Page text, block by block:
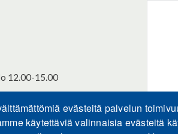
12.00-15.00
evästeitä palvelun
käytettäviä valinnaisia evästeitä